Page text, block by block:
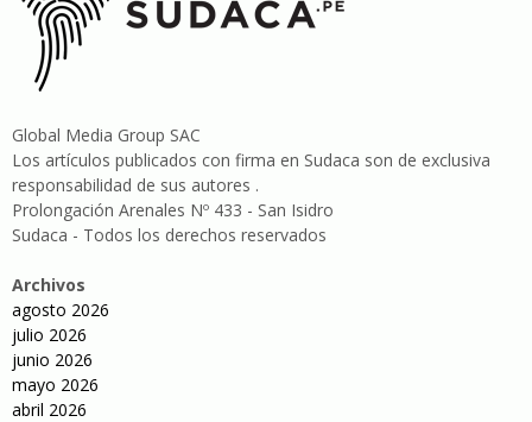
Global Media Group SAC
Los artículos publicados con firma en Sudaca son de exclusiva
responsabilidad de sus autores .
Prolongación Arenales Nº 433 - San Isidro
Sudaca - Todos los derechos reservados
Archivos
agosto 2026
julio 2026
junio 2026
mayo 2026
abril 2026